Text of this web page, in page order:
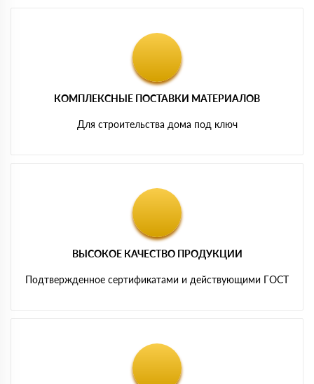
КОМПЛЕКСНЫЕ ПОСТАВКИ МАТЕРИАЛОВ
Для строительства дома под ключ
ВЫСОКОЕ КАЧЕСТВО ПРОДУКЦИИ
Подтвержденное сертификатами и действующими ГОСТ